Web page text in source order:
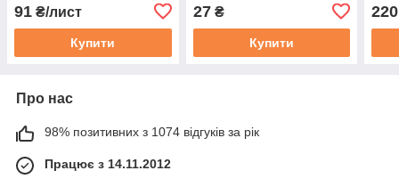
91 ₴/лист
Купити
27₴
Купити
220
Про нас
98% позитивних з 1074 відгуків за рік
Працює з 14.11.2012